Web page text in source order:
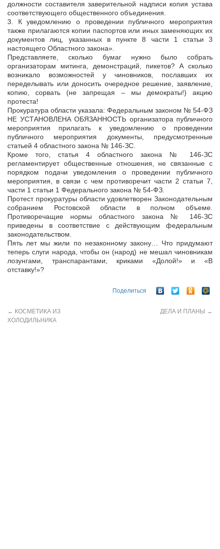
должности составителя заверительной надписи копия устава
соответствующего общественного объединения.
3. К уведомлению о проведении публичного мероприятия
также прилагаются копии паспортов или иных заменяющих их
документов лиц, указанных в пункте 8 части 1 статьи 3
настоящего Областного закона».
Представляете, сколько бумаг нужно было собрать
организаторам митинга, демонстраций, пикетов? А сколько
возникало возможностей у чиновников, пославших их
переделывать или доносить очередное решение, заявление,
копию, сорвать (не запрещая – мы демократы!) акцию
протеста!
Прокуратура области указала: Федеральным законом № 54-ФЗ
НЕ УСТАНОВЛЕНА ОБЯЗАННОСТЬ организатора публичного
мероприятия прилагать к уведомлению о проведении
публичного мероприятия документы, предусмотренные
статьей 4 областного закона № 146-ЗС.
Кроме того, статья 4 областного закона № 146-ЗС
регламентирует общественные отношения, не связанные с
порядком подачи уведомления о проведении публичного
мероприятия, в связи с чем противоречит части 2 статьи 7,
части 1 статьи 1 Федерального закона № 54-ФЗ.
Протест прокуратуры области удовлетворен Законодательным
собранием Ростовской области в полном объеме.
Противоречащие нормы областного закона № 146-ЗС
приведены в соответствие с действующим федеральным
законодательством.
Пять лет мы жили по незаконному закону… Что придумают
теперь слуги народа, чтобы он (народ) не мешал чиновникам
лозунгами, транспарантами, криками «Долой!» и «В
отставку!»?
Поделиться
← КОСМЕТИКА ИЗ
ХОЛОДИЛЬНИКА
ДЕЛА И ПЛАНЫ →